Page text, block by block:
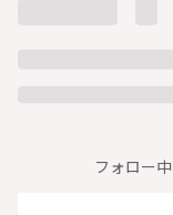
フォロー中